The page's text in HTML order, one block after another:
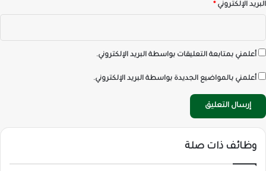
البريد الإلكتروني*
أعلمني بمتابعة التعليقات بواسطة البريد الإلكتروني.
أعلمني بالمواضيع الجديدة بواسطة البريد الإلكتروني.
وظائف ذات صلة